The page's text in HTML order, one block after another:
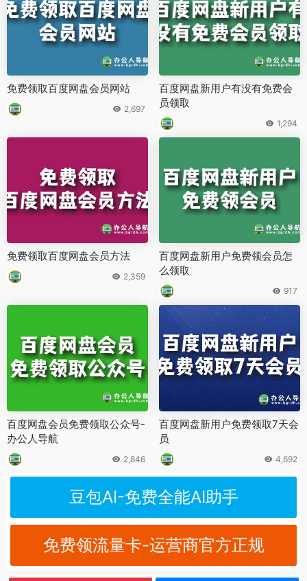
免费领取百度网盘会员网站
2,697
百度网盘新用户有没有免费会
员领取
1,294
免费领取百度网盘会员方法
2,359
百度网盘新用户免费领会员怎
么领取
917
百度网盘会员免费领取公众号-
办公人导航
2,846
百度网盘新用户免费领取7天会
员
4,692
豆包AI-免费全能AI助手
免费领流量卡-运营商官方正规